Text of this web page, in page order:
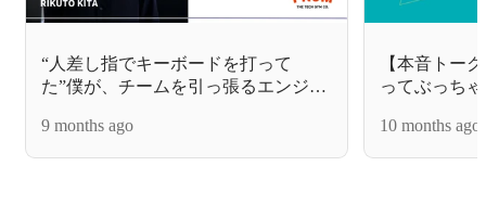
“人差し指でキーボードを打って
た”僕が、チームを引っ張るエンジニ
9 months ago
【本音トー
ってぶっち
10 months ago